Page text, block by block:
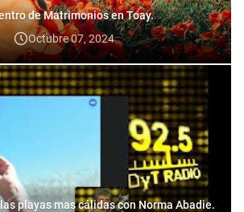
de Matrimonios en Toay.
Octubre 07, 2024
playas mas cálidas con Norma Abadie.